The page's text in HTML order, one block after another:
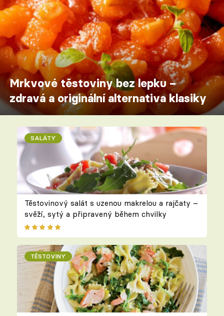
Mrkvové těstoviny bez lepku –
zdravá a originální alternativa klasiky
SALÁTY
Těstovinový salát s uzenou makrelou a rajčaty –
svěží, sytý a připravený během chvilky
TĚSTOVINY